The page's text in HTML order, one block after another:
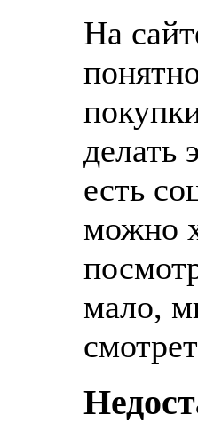
На
делать
есть
можно
мало,